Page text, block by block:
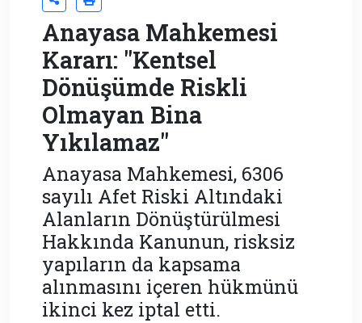
Anayasa Mahkemesi
Kararı: "Kentsel
Dönüşümde Riskli
Olmayan Bina
Yıkılamaz"
Anayasa Mahkemesi, 6306
sayılı Afet Riski Altındaki
Alanların Dönüştürülmesi
Hakkında Kanunun, risksiz
yapıların da kapsama
alınmasını içeren hükmünü
ikinci kez iptal etti.